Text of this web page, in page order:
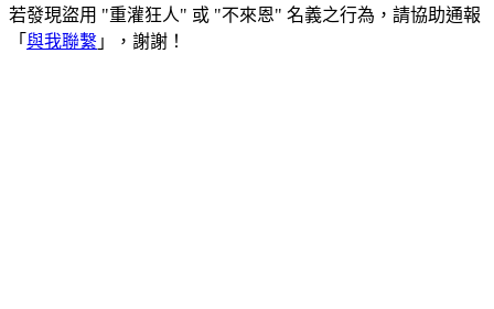
若發現盜用 "重灌狂人" 或 "不來恩" 名義之行為，請協助通報
「 與我聯繫 」，謝謝！